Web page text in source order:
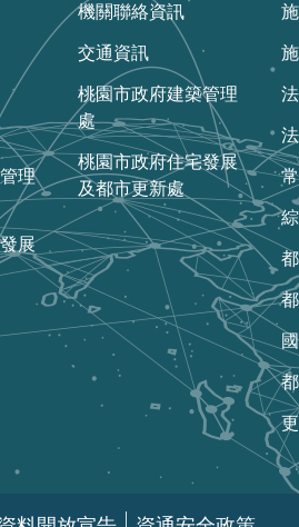
理
展
機關聯絡資訊
交通資訊
桃園市政府建築管理
處
桃園市政府住宅發展
及都市更新處